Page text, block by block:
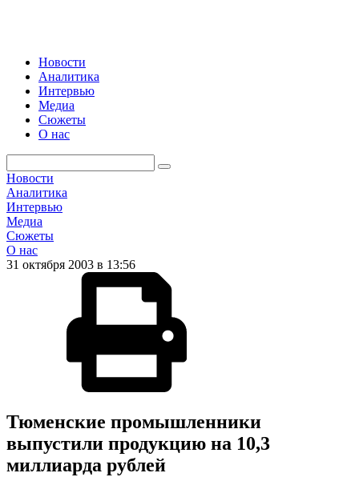
Новости
Аналитика
Интервью
Медиа
Сюжеты
О нас
Новости
Аналитика
Интервью
Медиа
Сюжеты
О нас
31 октября 2003 в 13:56
Тюменские промышленники
выпустили продукцию на 10,3
миллиарда рублей